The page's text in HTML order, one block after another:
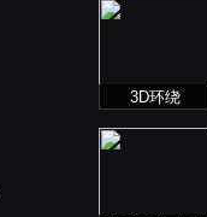
3D环绕